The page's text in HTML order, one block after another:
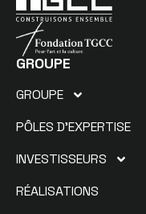
GROUPE
GROUPE
PÔLES D’EXPERTISE
INVESTISSEURS
RÉALISATIONS